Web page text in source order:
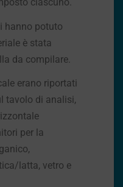
hanno potuto
è stata
da compilare.
erano riportati
tavolo di analisi,
per la
latta, vetro e